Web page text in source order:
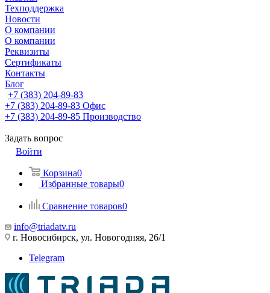
Техподдержка
Новости
О компании
О компании
Реквизиты
Сертификаты
Контакты
Блог
+7 (383) 204-89-83
+7 (383) 204-89-83 Офис
+7 (383) 204-89-85 Производство
Задать вопрос
Войти
Корзина0
Избранные товары0
Сравнение товаров0
info@triadatv.ru
г. Новосибирск, ул. Новогодняя, 26/1
Telegram